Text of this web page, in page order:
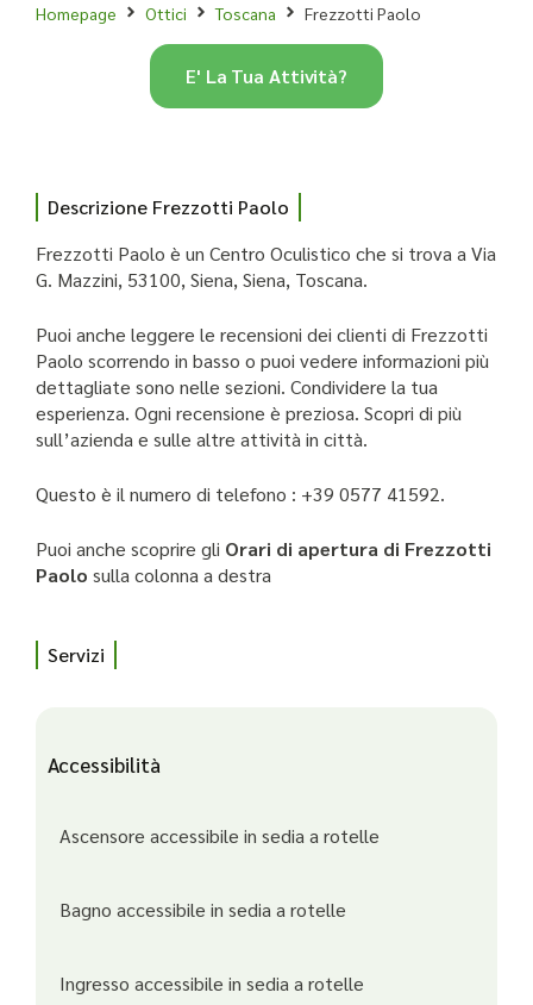
Homepage Ottici Toscana Frezzotti Paolo
Descrizione Frezzotti Paolo
Frezzotti Paolo è un Centro Oculistico che si trova a Via
G. Mazzini, 53100, Siena, Siena, Toscana.
Puoi anche leggere le recensioni dei clienti di Frezzotti
Paolo scorrendo in basso o puoi vedere informazioni più
dettagliate sono nelle sezioni. Condividere la tua
esperienza. Ogni recensione è preziosa. Scopri di più
sull’azienda e sulle altre attività in città.
Questo è il numero di telefono : +39 0577 41592.
Puoi anche scoprire gli Orari di apertura di Frezzotti
Paolo sulla colonna a destra
Servizi
Accessibilità
Ascensore accessibile in sedia a rotelle
Bagno accessibile in sedia a rotelle
Ingresso accessibile in sedia a rotelle
E' La Tua Attività?